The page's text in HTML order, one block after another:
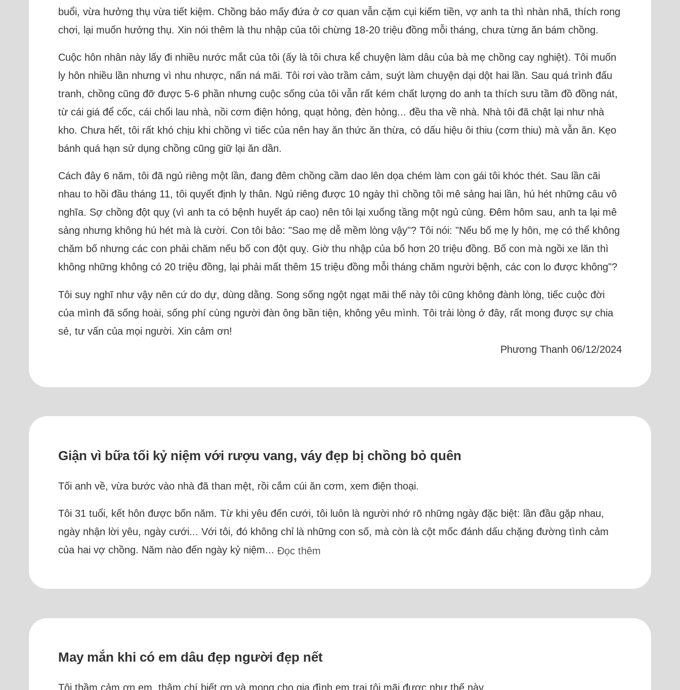
buổi, vừa hưởng thụ vừa tiết kiệm. Chồng bảo mấy đứa ở cơ quan vẫn cặm cụi kiếm tiền, vợ anh ta thì nhàn nhã, thích rong
chơi, lại muốn hưởng thụ. Xin nói thêm là thu nhập của tôi chừng 18-20 triệu đồng mỗi tháng, chưa từng ăn bám chồng.
Cuộc hôn nhân này lấy đi nhiều nước mắt của tôi (ấy là tôi chưa kể chuyện làm dâu của bà mẹ chồng cay nghiệt). Tôi muốn
ly hôn nhiều lần nhưng vì nhu nhược, nấn ná mãi. Tôi rơi vào trầm cảm, suýt làm chuyện dại dột hai lần. Sau quá trình đấu
tranh, chồng cũng đỡ được 5-6 phần nhưng cuộc sống của tôi vẫn rất kém chất lượng do anh ta thích sưu tầm đồ đồng nát,
từ cái giá để cốc, cái chổi lau nhà, nồi cơm điện hỏng, quạt hỏng, đèn hỏng... đều tha về nhà. Nhà tôi đã chật lại như nhà
kho. Chưa hết, tôi rất khó chịu khi chồng vì tiếc của nên hay ăn thức ăn thừa, có dấu hiệu ôi thiu (cơm thiu) mà vẫn ăn. Kẹo
bánh quá hạn sử dụng chồng cũng giữ lại ăn dần.
Cách đây 6 năm, tôi đã ngủ riêng một lần, đang đêm chồng cầm dao lên dọa chém làm con gái tôi khóc thét. Sau lần cãi
nhau to hồi đầu tháng 11, tôi quyết định ly thân. Ngủ riêng được 10 ngày thì chồng tôi mê sảng hai lần, hú hét những câu vô
nghĩa. Sợ chồng đột quỵ (vì anh ta có bệnh huyết áp cao) nên tôi lại xuống tầng một ngủ cùng. Đêm hôm sau, anh ta lại mê
sảng nhưng không hú hét mà là cười. Con tôi bảo: "Sao mẹ dễ mềm lòng vậy"? Tôi nói: "Nếu bố mẹ ly hôn, mẹ có thể không
chăm bố nhưng các con phải chăm nếu bố con đột quỵ. Giờ thu nhập của bố hơn 20 triệu đồng. Bố con mà ngồi xe lăn thì
không những không có 20 triệu đồng, lại phải mất thêm 15 triệu đồng mỗi tháng chăm người bệnh, các con lo được không"?
Tôi suy nghĩ như vậy nên cứ do dự, dùng dằng. Song sống ngột ngạt mãi thế này tôi cũng không đành lòng, tiếc cuộc đời
của mình đã sống hoài, sống phí cùng người đàn ông bần tiện, không yêu mình. Tôi trải lòng ở đây, rất mong được sự chia
sẻ, tư vấn của mọi người. Xin cảm ơn!
Phương Thanh 06/12/2024
Giận vì bữa tối kỷ niệm với rượu vang, váy đẹp bị chồng bỏ quên
Tối anh về, vừa bước vào nhà đã than mệt, rồi cắm cúi ăn cơm, xem điện thoại.
Tôi 31 tuổi, kết hôn được bốn năm. Từ khi yêu đến cưới, tôi luôn là người nhớ rõ những ngày đặc biệt: lần đầu gặp nhau,
ngày nhận lời yêu, ngày cưới... Với tôi, đó không chỉ là những con số, mà còn là cột mốc đánh dấu chặng đường tình cảm
của hai vợ chồng. Năm nào đến ngày kỷ niệm... Đọc thêm
May mắn khi có em dâu đẹp người đẹp nết
Tôi thầm cảm ơn em, thậm chí biết ơn và mong cho gia đình em trai tôi mãi được như thế này.